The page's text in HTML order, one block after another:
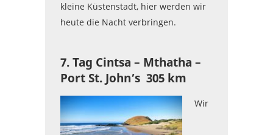
kleine Küstenstadt, hier werden wir
heute die Nacht verbringen.
7. Tag Cintsa – Mthatha –
Port St. John’s 305 km
Wir